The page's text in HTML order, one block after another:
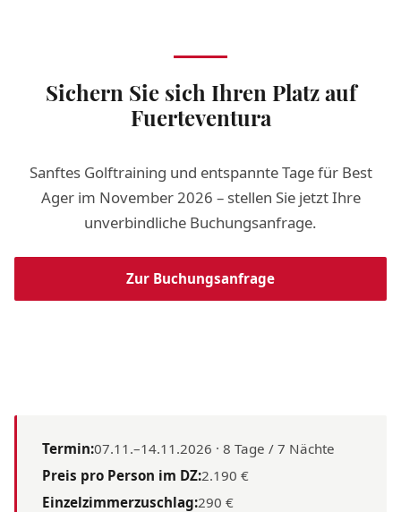
Sichern Sie sich Ihren Platz auf
Fuerteventura
Sanftes Golftraining und entspannte Tage für Best
Ager im November 2026 – stellen Sie jetzt Ihre
unverbindliche Buchungsanfrage.
Zur Buchungsanfrage
Termin:07.11.–14.11.2026 · 8 Tage / 7 Nächte
Preis pro Person im DZ:2.190 €
Einzelzimmerzuschlag:290 €